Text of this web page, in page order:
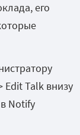
его
Talk внизу
Notify